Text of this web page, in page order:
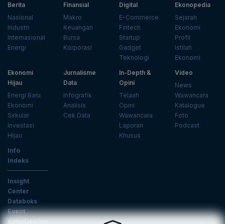
Berita
Nasional
Industri
Internasional
Energi
Finansial
Makro
Keuangan
Bursa
Korporasi
Digital
E-Commerce
Fintech
Startup
Gadget
Teknologi
Ekonopedia
Sejarah
Ekonomi
Profil
Istilah
Ekonomi
Ekonomi
Hijau
Energi Baru
Ekonomi
Sirkular
Investasi
Hijau
Jurnalisme
Data
Infografik
Analisis
Cek Data
In-Depth &
Opini
Telaah
Opini
Wawancara
Laporan
Khusus
Video
News
Wawancara
Katalogue
Foto
Podcast
Info
Indeks
Insight
Center
Databoks
Event
KatadataOto